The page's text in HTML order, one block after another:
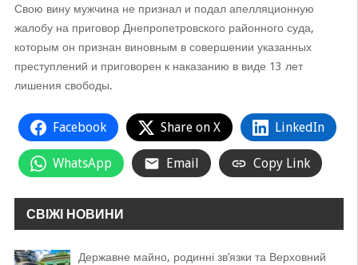
Свою вину мужчина не признал и подал апелляционную
жалобу на приговор Днепропетровского районного суда,
которым он признан виновным в совершении указанных
преступлений и приговорен к наказанию в виде 13 лет
лишения свободы.
Facebook Share on X LinkedIn
WhatsApp Email Copy Link
СВІЖІ НОВИНИ
Державне майно, родинні зв’язки та Верховний